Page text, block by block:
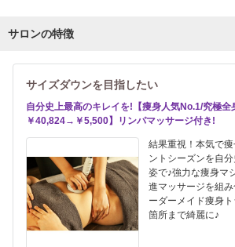
サロンの特徴
サイズダウンを目指したい
自分史上最高のキレイを!【痩身人気No.1/究極全
￥40,824→￥5,500】リンパマッサージ付き!
結果重視！本気で
ントシーズンを自
姿で♪強力な痩身マ
進マッサージを組
ーダーメイド痩身
箇所まで綺麗に♪